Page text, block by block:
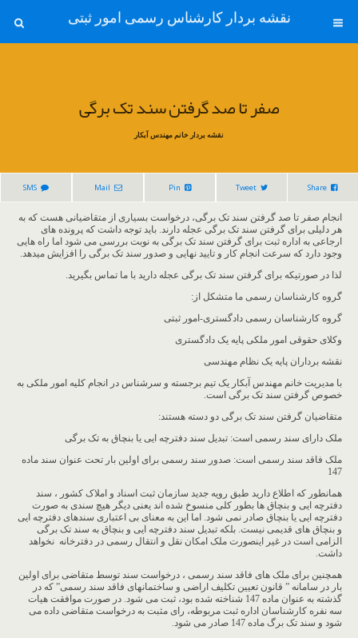
نقشه بردار کارشناس رسمی امور ثبتی
صفر تا صد گرفتن سند تک برگی
نقشه بردار خانم مهندس آبکار
Share
Tweet
Pin
Mail
SMS
انجام صفر تا صد گرفتن سند تک برگی، درخواست بسیاری از متقاضیانی هست که به
هر دلیلی برای گرفتن سند تک برگی عجله دارند. باید توجه داشت که پرونده های
ارجاعی به اداره ثبت برای گرفتن سند تک برگی به نوبت بررسی می شود اما راه هایی
وجود دارد که سرعت انجام کار و تایید نهایی و صدور سند تک برگی را افزایش میدهد.
لذا در صورتیکه برای گرفتن سند تک برگی عجله دارید با ما تماس بگیرید.
گروه کارشناسان رسمی ما متشکل از:
گروه کارشناسان رسمی دادگستری-امور ثبتی
وکلای حقوقی امور ملکی پایه یک دادگستری
نقشه برداران پایه یک نظام مهندسی
با مدیریت خانم مهندس آبکار یک تیم برجسته و سرشناس در انجام کلیه امور ملکی به
خصوص گرفتن سند تک برگی است.
متقاضیان گرفتن سند تک برگی دو دسته هستند:
ملک دارای سند رسمی است: تبدیل سند دفترچه ایی یا بنچاق به تک برگی
ملک فاقد سند رسمی است: صدور سند رسمی برای اولین بار تحت عنوان سند ماده
147
همانطور که اطلاع دارید طبق رویه جدید سازمان ثبت اسناد و املاک کشور ، سند
دفترچه ایی و بنچاق ها بطور کلی منسوخ شده اند یعنی دیگر هیچ سندی به صورت
دفترچه ایی یا بنچاق صادر نمی شود. اما این به معنای بی اعتباری سندهای دفترچه ایی
و بنچاق های قدیمی نیست. بلکه تبدیل سند دفترچه ایی و بنچاق به سند تک برگی
الزامی است در غیر اینصورت ملک امکان نقل و انتقال رسمی در دفترخانه نخواهد
داشت.
همچنین برای ملک های فاقد سند رسمی ، درخواست سند توسط متقاضی برای اولین
بار در سامانه ” قانون تعیین تکلیف اراضی و ساختمانهای فاقد سند رسمی” که در
گذشته به عنوان ماده 147 شناخته شده بود، ثبت می شود. در صورت موافقت هیات
سه نفره کارشناسان اداره ثبت مربوطه، رای مثبت به درخواست متقاضی داده می
شود و سند تک برگ ماده 147 صادر می شود.